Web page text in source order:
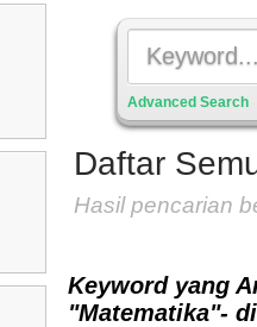
Advanced Search
Daftar
Hasil pencarian
Keyword yang
"Matematika"-